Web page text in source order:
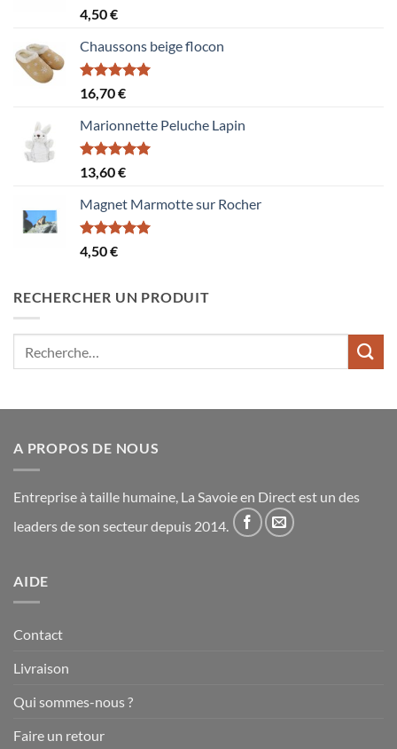
Note5.00
sur 5
4,50€
Chaussons beige flocon
Note5.00
sur 5
16,70€
Marionnette Peluche Lapin
Note5.00
sur 5
13,60€
Magnet Marmotte sur Rocher
Note5.00
sur 5
4,50€
RECHERCHER UN PRODUIT
A PROPOS DE NOUS
Entreprise à taille humaine, La Savoie en Direct est un des
leaders de son secteur depuis 2014.
AIDE
Contact
Livraison
Qui sommes-nous ?
Faire un retour